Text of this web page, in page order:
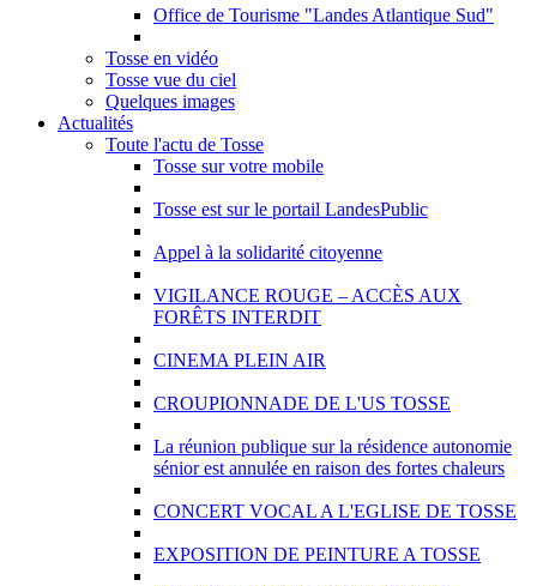
Office de Tourisme "Landes Atlantique Sud"
Tosse en vidéo
Tosse vue du ciel
Quelques images
Actualités
Toute l'actu de Tosse
Tosse sur votre mobile
Tosse est sur le portail LandesPublic
Appel à la solidarité citoyenne
VIGILANCE ROUGE – ACCÈS AUX
FORÊTS INTERDIT
CINEMA PLEIN AIR
CROUPIONNADE DE L'US TOSSE
La réunion publique sur la résidence autonomie
sénior est annulée en raison des fortes chaleurs
CONCERT VOCAL A L'EGLISE DE TOSSE
EXPOSITION DE PEINTURE A TOSSE